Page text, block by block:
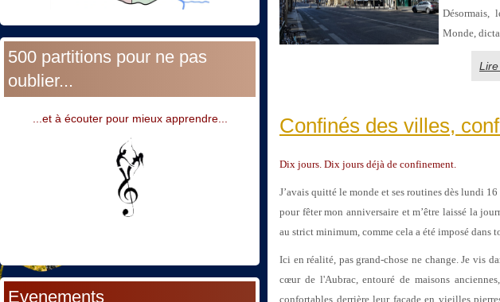
500 partitions pour ne pas
oublier...
...et à écouter pour mieux apprendre...
Evenements
Désormais,
Monde,
Confinés des villes,
Dix jours. Dix jours déjà de confinement.
J’avais quitté le monde et ses routines dès lundi
pour fêter mon anniversaire et m’être laissé la
au strict minimum, comme cela a été imposé dans
Ici en réalité, pas grand-chose ne change. Je vis
cœur de l'Aubrac, entouré de maisons
confortables derrière leur façade en vieilles